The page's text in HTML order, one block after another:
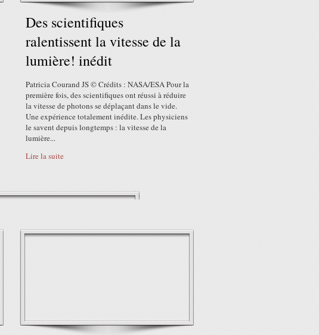
Des scientifiques
ralentissent la vitesse de la
lumière! inédit
Patricia Courand JS © Crédits : NASA/ESA Pour la
première fois, des scientifiques ont réussi à réduire
la vitesse de photons se déplaçant dans le vide.
Une expérience totalement inédite. Les physiciens
le savent depuis longtemps : la vitesse de la
lumière...
Lire la suite